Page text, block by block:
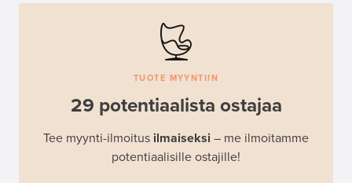
TUOTE MYYNTIIN
29 potentiaalista ostajaa
Tee myynti-ilmoitus ilmaiseksi – me ilmoitamme
potentiaalisille ostajille!